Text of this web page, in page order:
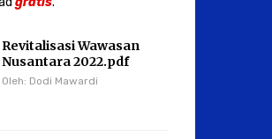
Revitalisasi Wawasan
Nusantara 2022.pdf
Oleh: Dodi Mawardi